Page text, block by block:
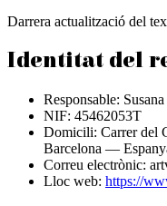
Darrera actualització del
Identitat del
Responsable:
NIF: 45462053T
Domicili: Carrer del
Barcelona —
Correu electrònic:
Lloc web: https://